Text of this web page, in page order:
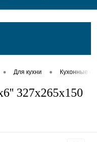
• Для кухни • Кухонные
327х265х150